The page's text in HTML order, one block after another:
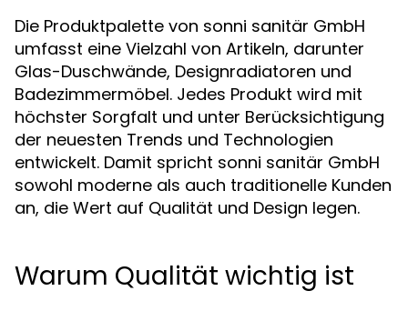
Die Produktpalette von sonni sanitär GmbH
umfasst eine Vielzahl von Artikeln, darunter
Glas-Duschwände, Designradiatoren und
Badezimmermöbel. Jedes Produkt wird mit
höchster Sorgfalt und unter Berücksichtigung
der neuesten Trends und Technologien
entwickelt. Damit spricht sonni sanitär GmbH
sowohl moderne als auch traditionelle Kunden
an, die Wert auf Qualität und Design legen.
Warum Qualität wichtig ist